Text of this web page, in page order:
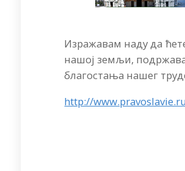
Изражавам наду да
нашој земљи,
благостања нашег
http://